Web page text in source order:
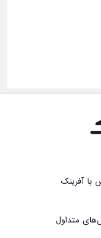
با آفرینک
متداول